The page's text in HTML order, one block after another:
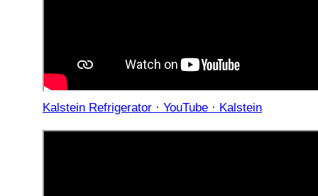
Kalstein Refrigerator · YouTube · Kalstein